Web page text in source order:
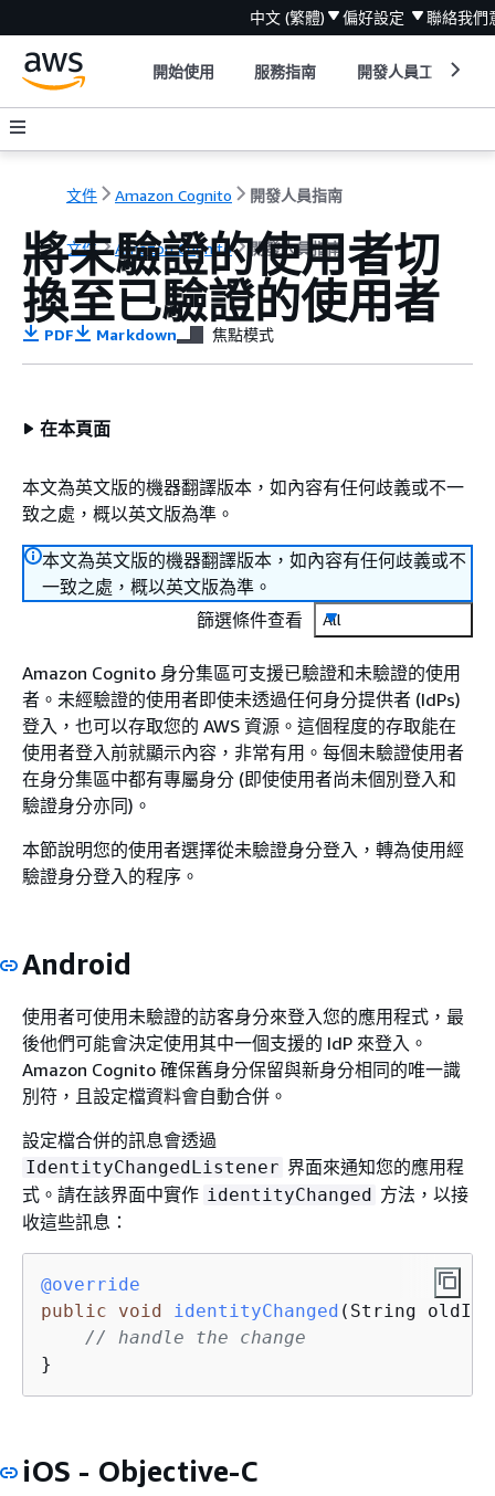
中文 (繁體) 偏好設定 聯絡我們
開始使用 服務指南 開發人員工具
文件 Amazon Cognito 開發人員指南
文件 Amazon Cognito 開發人員指南
將未驗證的使用者切
換至已驗證的使用者
PDF Markdown 焦點模式
在本頁面
本文為英文版的機器翻譯版本，如內容有任何歧義或不一
致之處，概以英文版為準。
本文為英文版的機器翻譯版本，如內容有任何歧義或不
一致之處，概以英文版為準。
篩選條件查看
All
Amazon Cognito 身分集區可支援已驗證和未驗證的使用
者。未經驗證的使用者即使未透過任何身分提供者 (IdPs)
登入，也可以存取您的 AWS 資源。這個程度的存取能在
使用者登入前就顯示內容，非常有用。每個未驗證使用者
在身分集區中都有專屬身分 (即使使用者尚未個別登入和
驗證身分亦同)。
本節說明您的使用者選擇從未驗證身分登入，轉為使用經
驗證身分登入的程序。
Android
使用者可使用未驗證的訪客身分來登入您的應用程式，最
後他們可能會決定使用其中一個支援的 IdP 來登入。
Amazon Cognito 確保舊身分保留與新身分相同的唯一識
別符，且設定檔資料會自動合併。
設定檔合併的訊息會透過
IdentityChangedListener 界面來通知您的應用程
式。請在該界面中實作 identityChanged 方法，以接
收這些訊息：
@override
public
void identityChanged (String
// handle the change
}
iOS - Objective-C